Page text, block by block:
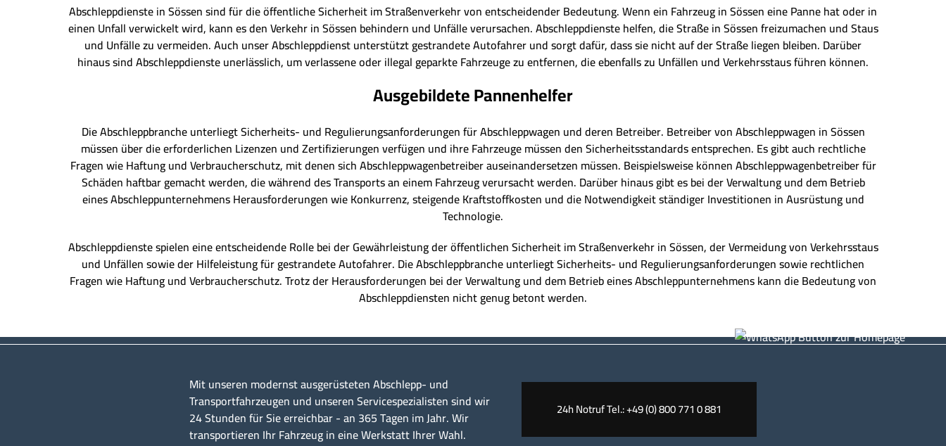
Abschleppdienste in Sössen sind für die öffentliche Sicherheit im Straßenverkehr von entscheidender Bedeutung. Wenn ein Fahrzeug in Sössen eine Panne hat oder in
einen Unfall verwickelt wird, kann es den Verkehr in Sössen behindern und Unfälle verursachen. Abschleppdienste helfen, die Straße in Sössen freizumachen und Staus
und Unfälle zu vermeiden. Auch unser Abschleppdienst unterstützt gestrandete Autofahrer und sorgt dafür, dass sie nicht auf der Straße liegen bleiben. Darüber
hinaus sind Abschleppdienste unerlässlich, um verlassene oder illegal geparkte Fahrzeuge zu entfernen, die ebenfalls zu Unfällen und Verkehrsstaus führen können.
Ausgebildete Pannenhelfer
Die Abschleppbranche unterliegt Sicherheits- und Regulierungsanforderungen für Abschleppwagen und deren Betreiber. Betreiber von Abschleppwagen in Sössen
müssen über die erforderlichen Lizenzen und Zertifizierungen verfügen und ihre Fahrzeuge müssen den Sicherheitsstandards entsprechen. Es gibt auch rechtliche
Fragen wie Haftung und Verbraucherschutz, mit denen sich Abschleppwagenbetreiber auseinandersetzen müssen. Beispielsweise können Abschleppwagenbetreiber für
Schäden haftbar gemacht werden, die während des Transports an einem Fahrzeug verursacht werden. Darüber hinaus gibt es bei der Verwaltung und dem Betrieb
eines Abschleppunternehmens Herausforderungen wie Konkurrenz, steigende Kraftstoffkosten und die Notwendigkeit ständiger Investitionen in Ausrüstung und
Technologie.
Abschleppdienste spielen eine entscheidende Rolle bei der Gewährleistung der öffentlichen Sicherheit im Straßenverkehr in Sössen, der Vermeidung von Verkehrsstaus
und Unfällen sowie der Hilfeleistung für gestrandete Autofahrer. Die Abschleppbranche unterliegt Sicherheits- und Regulierungsanforderungen sowie rechtlichen
Fragen wie Haftung und Verbraucherschutz. Trotz der Herausforderungen bei der Verwaltung und dem Betrieb eines Abschleppunternehmens kann die Bedeutung von
Abschleppdiensten nicht genug betont werden.
Mit unseren modernst ausgerüsteten Abschlepp- und
Transportfahrzeugen und unseren Servicespezialisten sind wir
24 Stunden für Sie erreichbar - an 365 Tagen im Jahr. Wir
transportieren Ihr Fahrzeug in eine Werkstatt Ihrer Wahl.
24h Notruf Tel.: +49 (0) 800 771 0 881